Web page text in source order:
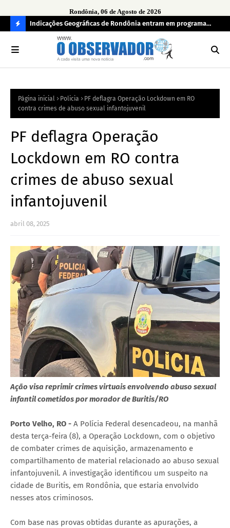
Rondônia, 06 de Agosto de 2026
O
R
Indicações Geográficas de Rondônia entram em programa
internacional para acelerar negócios
Página inicial Policia
PF deflagra Operação Lockdown em RO
contra crimes de abuso sexual infantojuvenil
PF deflagra Operação
Lockdown em RO contra
crimes de abuso sexual
infantojuvenil
abril 08, 2025
Ação visa reprimir crimes virtuais envolvendo abuso sexual
infantil cometidos por morador de Buritis/RO
Porto Velho, RO - A Polícia Federal desencadeou, na manhã
desta terça-feira (8), a Operação Lockdown, com o objetivo
de combater crimes de aquisição, armazenamento e
compartilhamento de material relacionado ao abuso sexual
infantojuvenil. A investigação identificou um suspeito na
cidade de Buritis, em Rondônia, que estaria envolvido
nesses atos criminosos.
Com base nas provas obtidas durante as apurações, a